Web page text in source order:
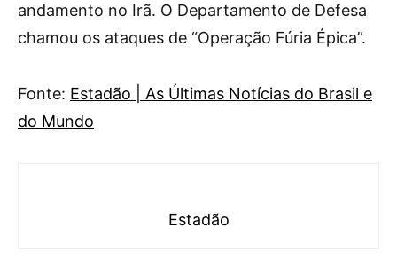
andamento no Irã. O Departamento de Defesa
chamou os ataques de “Operação Fúria Épica”.
Fonte: Estadão | As Últimas Notícias do Brasil e
do Mundo
Estadão